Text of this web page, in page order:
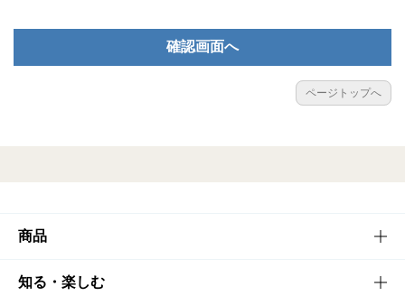
確認画面へ
ページトップへ
商品
商品TOP
知る・楽しむ